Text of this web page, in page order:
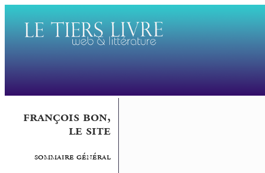
françois bon,
le site
sommaire général